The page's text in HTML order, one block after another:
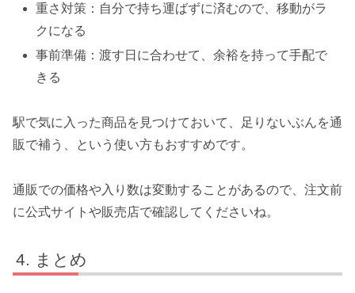
重さ対策：自分で持ち運ばずに済むので、移動がラ
クになる
事前準備：渡す日に合わせて、余裕を持って手配で
きる
駅で気に入った商品を見つけておいて、足りないぶんを通
販で補う、という使い方もおすすめです。
通販での価格や入り数は変動することがあるので、注文前
に公式サイトや販売店で確認してくださいね。
まとめ